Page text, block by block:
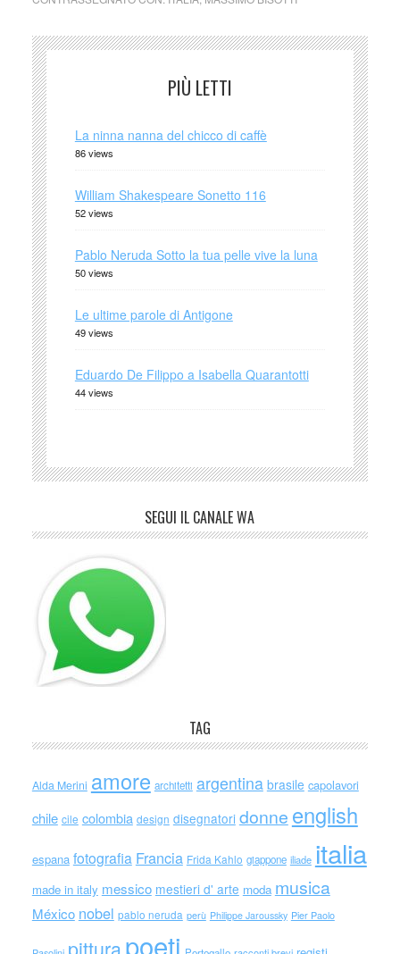
PIÙ LETTI
La ninna nanna del chicco di caffè
86 views
William Shakespeare Sonetto 116
52 views
Pablo Neruda Sotto la tua pelle vive la luna
50 views
Le ultime parole di Antigone
49 views
Eduardo De Filippo a Isabella Quarantotti
44 views
SEGUI IL CANALE WA
TAG
Alda Merini amore architetti argentina brasile capolavori
chile cile colombia design disegnatori donne english
espana fotografia Francia Frida Kahlo giappone iliade italia
made in italy messico mestieri d' arte moda musica
México nobel pablo neruda perù Philippe Jaroussky Pier Paolo
pitturapoeti